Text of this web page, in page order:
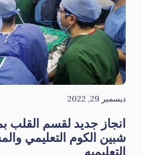
ديسمبر 29, 2022
انجاز جديد لقسم
شبين الكوم التعليمي
التعليميه